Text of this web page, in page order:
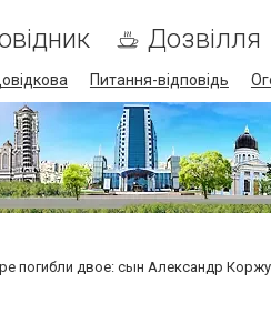
Дозвілля
Питання-відповідь
погибли двое: сын Александр